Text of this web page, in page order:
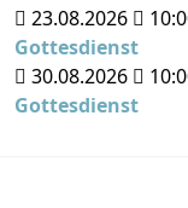
23.08.2026
Gottesdienst
30.08.2026
Gottesdienst